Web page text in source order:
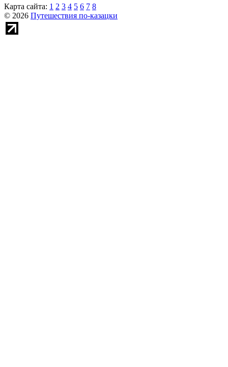
Карта сайта: 1 2 3 4 5 6 7 8
© 2026 Путешествия по-казацки